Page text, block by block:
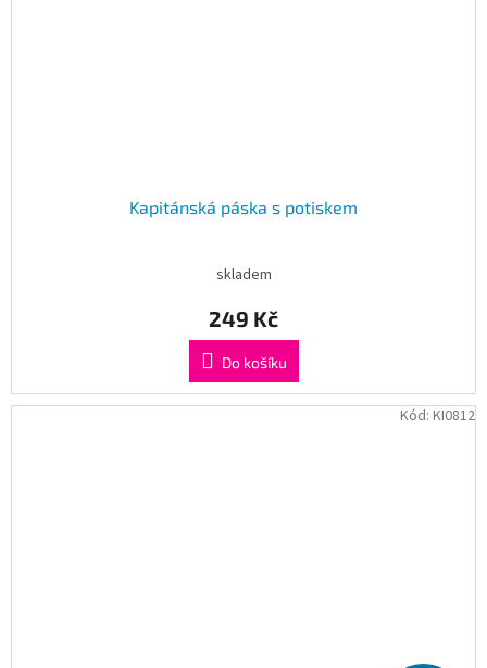
Kapitánská páska s potiskem
skladem
249 Kč
Do košíku
Kód: KI0812